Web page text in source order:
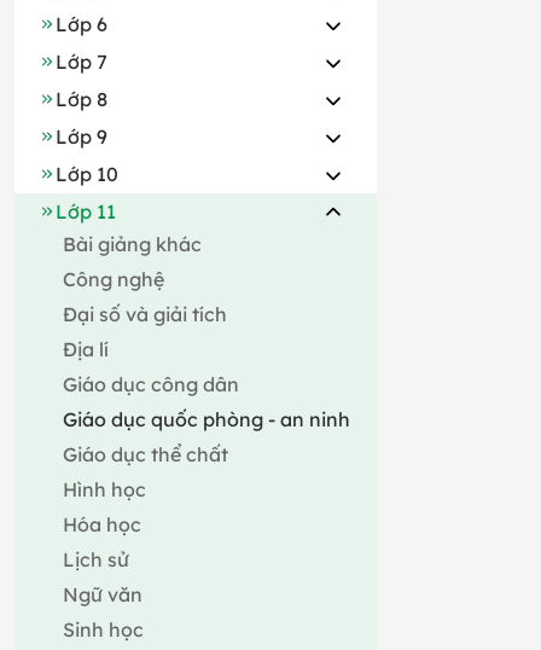
Lớp 6
Lớp 7
Lớp 8
Lớp 9
Lớp 10
Lớp 11
Bài giảng khác
Công nghệ
Đại số và giải tích
Địa lí
Giáo dục công dân
Giáo dục quốc phòng - an ninh
Giáo dục thể chất
Hình học
Hóa học
Lịch sử
Ngữ văn
Sinh học